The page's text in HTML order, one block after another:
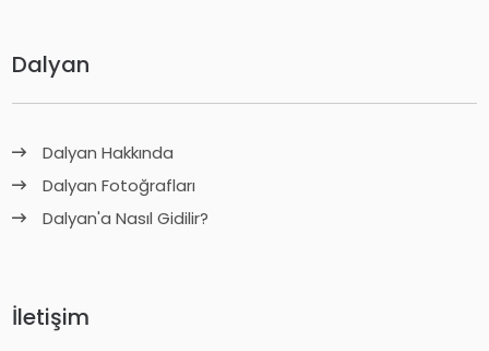
Dalyan
Dalyan Hakkında
Dalyan Fotoğrafları
Dalyan'a Nasıl Gidilir?
İletişim